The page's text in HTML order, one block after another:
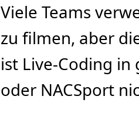
Viele Teams
zu filmen, aber
ist Live-Coding in
oder NACSport